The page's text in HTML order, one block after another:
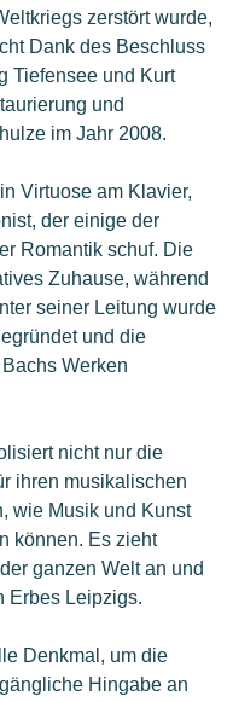
zerstört wurde,
Dank des Beschluss
Tiefensee und Kurt
und
im Jahr 2008.
Virtuose am Klavier,
der einige der
Romantik schuf. Die
Zuhause, während
seiner Leitung wurde
und die
Werken
nicht nur die
ihren musikalischen
wie Musik und Kunst
können. Es zieht
ganzen Welt an und
Erbes Leipzigs.
Denkmal, um die
Hingabe an